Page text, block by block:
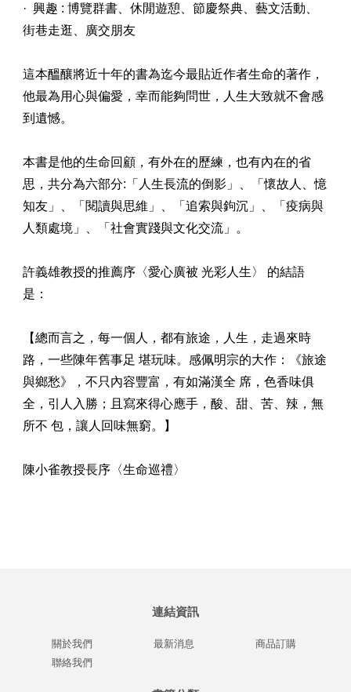
· 興趣 : 博覽群書、休閒遊憩、節慶祭典、藝文活動、
街巷走逛、廣交朋友
這本醞釀將近十年的書為迄今最貼近作者生命的著作，
他最為用心與偏愛，幸而能夠問世，人生大致就不會感
到遺憾。
本書是他的生命回顧，有外在的歷練，也有內在的省
思，共分為六部分:「人生長流的倒影」、「懷故人、憶
知友」、「閱讀與思維」、「追索與鉤沉」、「疫病與
人類處境」、「社會實踐與文化交流」。
許義雄教授的推薦序〈愛心廣被 光彩人生〉 的結語
是：
【總而言之，每一個人，都有旅途，人生，走過來時
路，一些陳年舊事足 堪玩味。感佩明宗的大作：《旅途
與鄉愁》，不只內容豐富，有如滿漢全 席，色香味俱
全，引人入勝；且寫來得心應手，酸、甜、苦、辣，無
所不 包，讓人回味無窮。】
陳小雀教授長序〈生命巡禮〉
連結資訊
關於我們 最新消息
商品訂購
聯絡我們